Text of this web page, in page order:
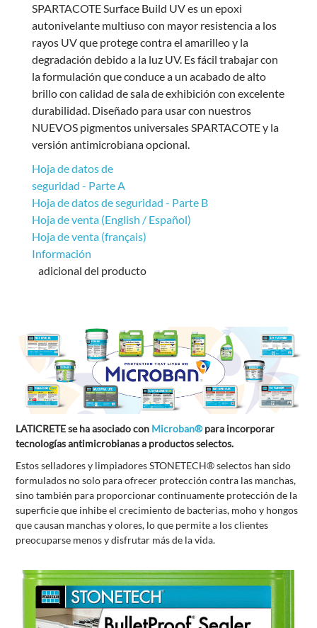
SPARTACOTE Surface Build UV es un epoxi
autonivelante multiuso con mayor resistencia a los
rayos UV que protege contra el amarilleo y la
degradación debido a la luz UV. Es fácil trabajar con
la formulación que conduce a un acabado de alto
brillo con calidad de sala de exhibición con excelente
durabilidad. Diseñado para usar con nuestros
NUEVOS pigmentos universales SPARTACOTE y la
versión antimicrobiana opcional.
Hoja de datos de
seguridad - Parte A
Hoja de datos de seguridad - Parte B
Hoja de venta (English / Español)
Hoja de venta (français)
Información
adicional del producto
LATICRETE se ha asociado con Microban®para incorporar
tecnologías antimicrobianas a productos selectos.
Estos selladores y limpiadores STONETECH® selectos han sido
formulados no solo para ofrecer protección contra las manchas,
sino también para proporcionar continuamente protección de la
superficie que inhibe el crecimiento de bacterias, moho y hongos
que causan manchas y olores, lo que permite a los clientes
preocuparse menos y disfrutar más de la vida.